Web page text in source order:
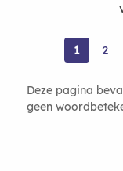
1 2
Deze pagina
geen